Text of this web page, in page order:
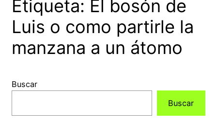
Etiqueta: El bosón de
Luis o como partirle la
manzana a un átomo
Buscar
Buscar